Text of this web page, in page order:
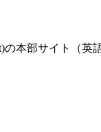
の本部サイト（英